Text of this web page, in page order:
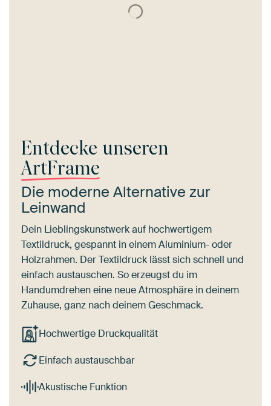
Entdecke unseren
ArtFrame
Die moderne Alternative zur
Leinwand
Dein Lieblingskunstwerk auf hochwertigem
Textildruck, gespannt in einem Aluminium- oder
Holzrahmen. Der Textildruck lässt sich schnell und
einfach austauschen. So erzeugst du im
Handumdrehen eine neue Atmosphäre in deinem
Zuhause, ganz nach deinem Geschmack.
Hochwertige Druckqualität
Einfach austauschbar
Akustische Funktion